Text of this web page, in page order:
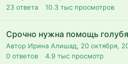
23 ответа 10.3 тыс просмотров
Срочно нужна помощь
Автор Ирина Алишад, 20 октября,
0 ответов 4.9 тыс просмотр